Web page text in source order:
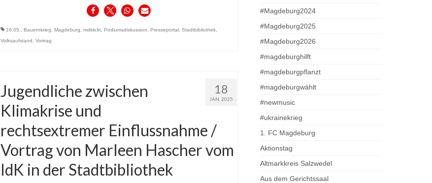
16.05. Bauernkrieg Magdeburg mdklickt, Podiumsdiskussion Presseportal, Stadtbibliothek,
Volksaufstand
Vortrag
18
JAN. 2025
Jugendliche zwischen
Klimakrise und
rechtsextremer Einflussnahme /
Vortrag von Marleen Hascher vom
IdK in der Stadtbibliothek
#Magdeburg2024
#Magdeburg2025
#Magdeburg2026
#magdeburghilft
#magdeburgpflanzt
#magdeburgwählt
#newmusic
#ukrainekrieg
1. FC Magdeburg
Aktionstag
Altmarkkreis Salzwedel
Aus dem Gerichtssaal